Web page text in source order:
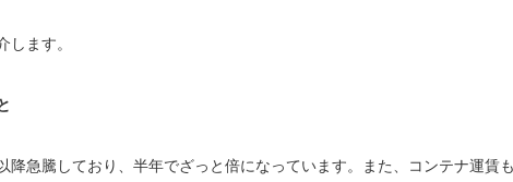
ます。
急騰しており、半年でざっと倍になっています。また、コンテナ運賃